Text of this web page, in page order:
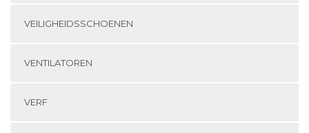
VEILIGHEIDSSCHOENEN
VENTILATOREN
VERF